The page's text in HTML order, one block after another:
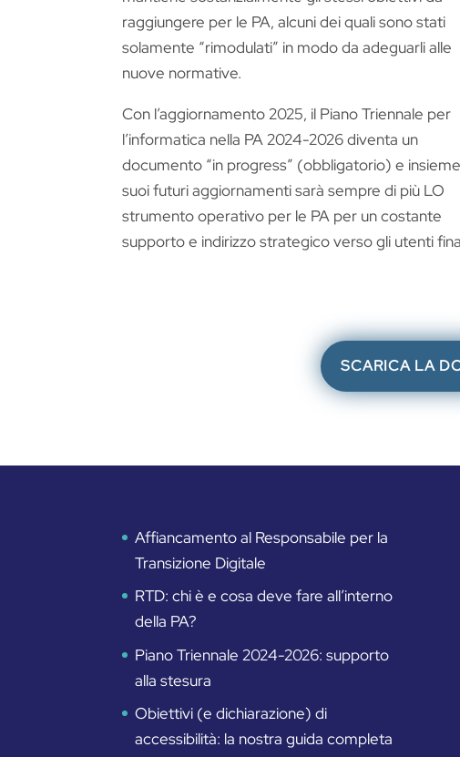
raggiungere per le PA, alcuni dei quali sono stati
solamente “rimodulati” in modo da adeguarli alle
nuove normative.
Con l’aggiornamento 2025, il Piano Triennale per
l’informatica nella PA 2024-2026 diventa un
documento “in progress” (obbligatorio) e
suoi futuri aggiornamenti sarà sempre di più LO
strumento operativo per le PA per un costante
supporto e indirizzo strategico verso gli utenti
SCARICA LA
Affiancamento al Responsabile per la
Transizione Digitale
RTD: chi è e cosa deve fare all’interno
della PA?
Piano Triennale 2024-2026: supporto
alla stesura
Obiettivi (e dichiarazione) di
accessibilità: la nostra guida completa